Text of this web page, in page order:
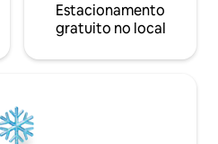
Estacionamento
gratuito no local